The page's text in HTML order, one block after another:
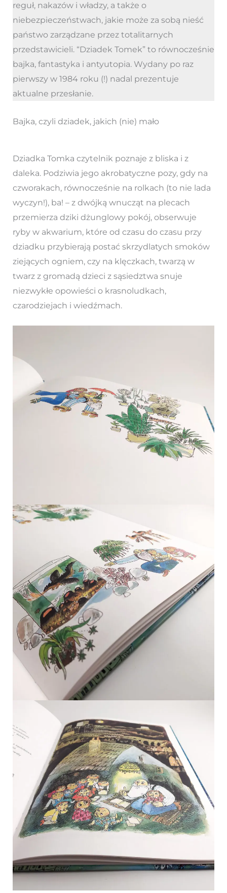
reguł, nakazów i władzy, a także o
niebezpieczeństwach, jakie może za sobą nieść
państwo zarządzane przez totalitarnych
przedstawicieli. “Dziadek Tomek” to równocześnie
bajka, fantastyka i antyutopia. Wydany po raz
pierwszy w 1984 roku (!) nadal prezentuje
aktualne przesłanie.
Bajka, czyli dziadek, jakich (nie) mało
Dziadka Tomka czytelnik poznaje z bliska i z
daleka. Podziwia jego akrobatyczne pozy, gdy na
czworakach, równocześnie na rolkach (to nie lada
wyczyn!), ba! – z dwójką wnucząt na plecach
przemierza dziki dżunglowy pokój, obserwuje
ryby w akwarium, które od czasu do czasu przy
dziadku przybierają postać skrzydlatych smoków
ziejących ogniem, czy na klęczkach, twarzą w
twarz z gromadą dzieci z sąsiedztwa snuje
niezwykłe opowieści o krasnoludkach,
czarodziejach i wiedźmach.